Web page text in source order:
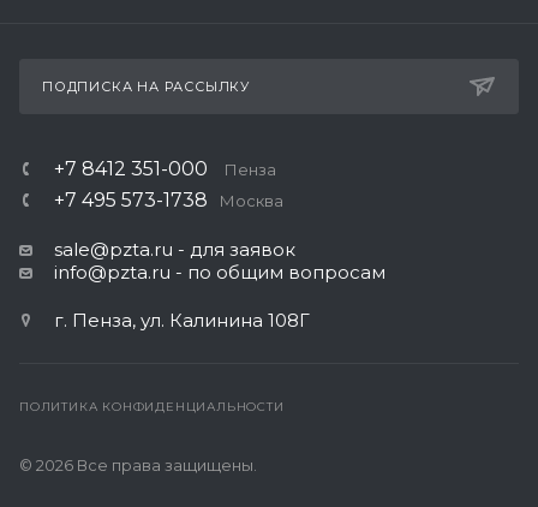
ПОДПИСКА НА РАССЫЛКУ
+7 8412 351-000 Пенза
+7 495 573-1738 Москва
sale@pzta.ru - для заявок
info@pzta.ru - по общим вопросам
г. Пенза, ул. Калинина 108Г
ПОЛИТИКА КОНФИДЕНЦИАЛЬНОСТИ
© 2026 Все права защищены.